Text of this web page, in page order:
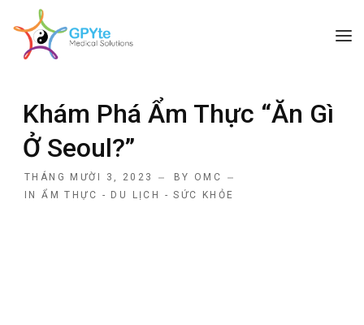
GIỚI THIỆU
CÁC DỊCH VỤ
BÀI VIẾT HAY
Khám Phá Ẩm Thực “Ăn Gì
Ở Seoul?”
THÁNG MƯỜI 3, 2023 BY OMC
INẨM THỰC - DU LỊCH - SỨC KHỎE